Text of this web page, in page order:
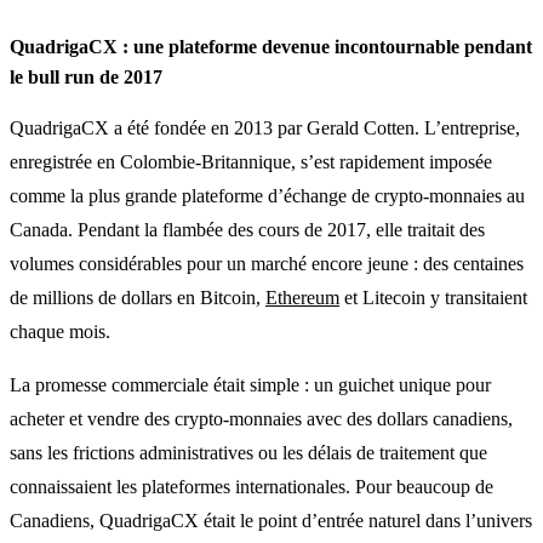
QuadrigaCX : une plateforme devenue incontournable pendant
le bull run de 2017
QuadrigaCX a été fondée en 2013 par Gerald Cotten. L’entreprise,
enregistrée en Colombie-Britannique, s’est rapidement imposée
comme la plus grande plateforme d’échange de crypto-monnaies au
Canada. Pendant la flambée des cours de 2017, elle traitait des
volumes considérables pour un marché encore jeune : des centaines
de millions de dollars en Bitcoin, Ethereum et Litecoin y transitaient
chaque mois.
La promesse commerciale était simple : un guichet unique pour
acheter et vendre des crypto-monnaies avec des dollars canadiens,
sans les frictions administratives ou les délais de traitement que
connaissaient les plateformes internationales. Pour beaucoup de
Canadiens, QuadrigaCX était le point d’entrée naturel dans l’univers